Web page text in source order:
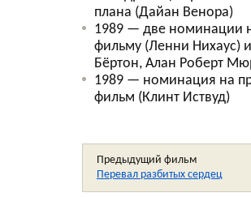
плана (Дайан Венора)
1989 — две номинации
фильму (Ленни Нихаус)
Бёртон, Алан Роберт
1989 — номинация на
фильм (Клинт Иствуд)
Предыдущий фильм
Перевал разбитых сердец